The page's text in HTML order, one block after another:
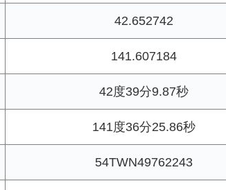
42.652742
141.607184
42度39分9.87秒
141度36分25.86秒
54TWN49762243